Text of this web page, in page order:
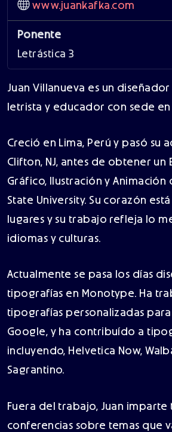
www.juankafka.com
Ponente
Letrástica 3
Juan Villanueva es un
letrista y educador con sede
Creció en Lima, Perú y pasó su
Clifton, NJ, antes de obtener un
Gráfico, Ilustración y Animación
State University. Su corazón
lugares y su trabajo refleja lo
idiomas y culturas.
Actualmente se pasa los días
tipografías en Monotype. Ha
tipografías personalizadas para
Google, y ha contribuído a
incluyendo, Helvetica Now,
Sagrantino.
Fuera del trabajo, Juan imparte
conferencias sobre temas que